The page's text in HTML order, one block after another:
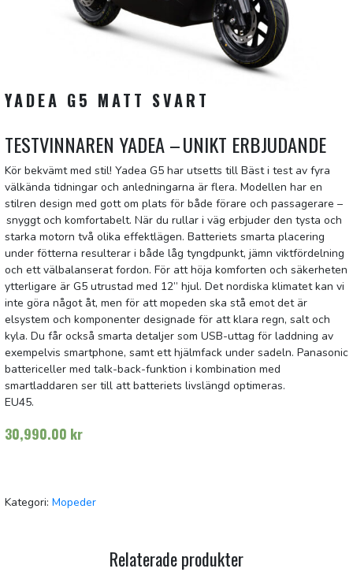
YADEA G5 MATT SVART
TESTVINNAREN YADEA– UNIKT ERBJUDANDE
Kör bekvämt med stil! Yadea G5 har utsetts till Bäst i test av fyra
välkända tidningar och anledningarna är flera. Modellen har en
stilren design med gott om plats för både förare och passagerare –
snyggt och komfortabelt. När du rullar i väg erbjuder den tysta och
starka motorn två olika effektlägen. Batteriets smarta placering
under fötterna resulterar i både låg tyngdpunkt, jämn viktfördelning
och ett välbalanserat fordon. För att höja komforten och säkerheten
ytterligare är G5 utrustad med 12” hjul. Det nordiska klimatet kan vi
inte göra något åt, men för att mopeden ska stå emot det är
elsystem och komponenter designade för att klara regn, salt och
kyla. Du får också smarta detaljer som USB-uttag för laddning av
exempelvis smartphone, samt ett hjälmfack under sadeln. Panasonic
battericeller med talk-back-funktion i kombination med
smartladdaren ser till att batteriets livslängd optimeras.
EU45.
30,990.00 kr
Kategori: Mopeder
Relaterade produkter